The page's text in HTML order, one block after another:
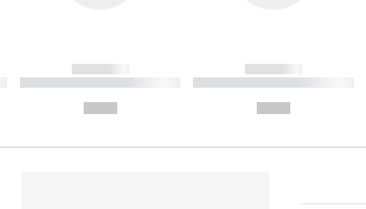
------------
----------- ----------- ----------
------------
----------- ----------- ----------